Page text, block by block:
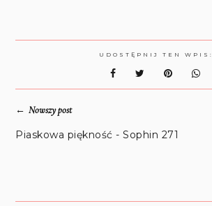
UDOSTĘPNIJ TEN WPIS:
←Nowszy post
Piaskowa piękność - Sophin 271